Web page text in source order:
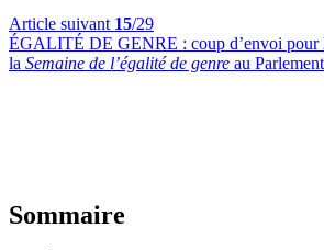
Article suivant 15/29
ÉGALITÉ DE GENRE : coup d’envoi
la Semaine de l’égalité de genre au
Sommaire